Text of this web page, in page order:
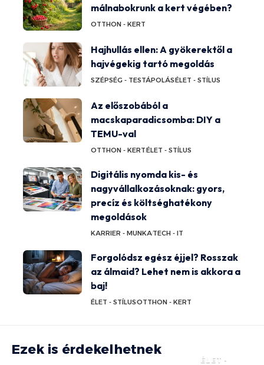
málnabokrunk a kert végében?
OTTHON - KERT
Hajhullás ellen: A gyökerektől a
hajvégekig tartó megoldás
SZÉPSÉG - TESTÁPOLÁSÉLET - STÍLUS
Az előszobából a
macskaparadicsomba: DIY a
TEMU-val
OTTHON - KERTÉLET - STÍLUS
Digitális nyomda kis- és
nagyvállalkozásoknak: gyors,
precíz és költséghatékony
megoldások
KARRIER - MUNKATECH - IT
Forgolódsz egész éjjel? Rosszak
az álmaid? Lehet nem is akkora a
baj!
ÉLET - STÍLUSOTTHON - KERT
Ezek is érdekelhetnek
ÉLET -